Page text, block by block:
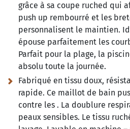
grâce à sa coupe ruched qui
push up rembourré et les
personnalisent le maintien.
épouse parfaitement les
Parfait pour la plage, la
absolu toute la journée.
Fabriqué en tissu doux,
rapide. Ce maillot de bain
contre les . La doublure
peaux sensibles. Le tissu